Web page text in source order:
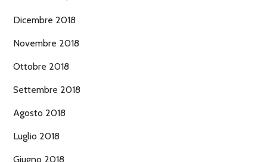
Dicembre 2018
Novembre 2018
Ottobre 2018
Settembre 2018
Agosto 2018
Luglio 2018
Giugno 2018